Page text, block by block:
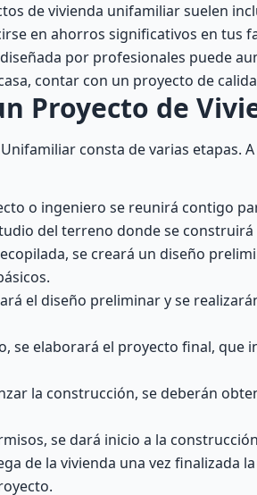
de vivienda unifamiliar suelen
en ahorros significativos en tus
por profesionales puede
contar con un proyecto de
Proyecto de
consta de varias etapas.
o ingeniero se reunirá contigo
del terreno donde se construirá
se creará un diseño
el diseño preliminar y se
se elaborará el proyecto final, que
la construcción, se deberán
se dará inicio a la
de la vivienda una vez finalizada